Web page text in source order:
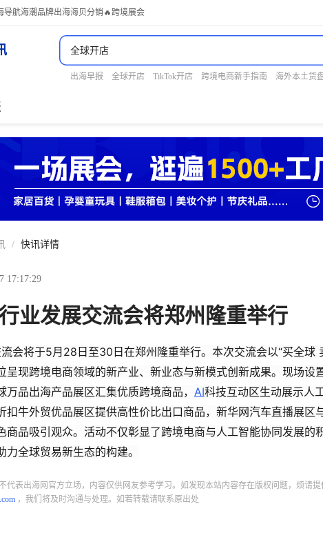
导航海潮品牌出海海贝分销 🔥跨境展会
出海早报 全球开店 TikTok开店 跨境电商新手指南 海外本土货
/ 快讯详情
17:17:29
业发展交流会将郑州隆重举行
会将于5月28日至30日在郑州隆重举行。本次交流会以“买全球
呈现跨境电商领域的新产业、新业态与新模式创新成果。现场设
品出海产品展区汇集优质跨境商品， AI科技互动区生动展示人
扣牛外贸优品展区提供高性价比出口商品，新华网汽车直播展区
商品吸引观众。活动不仅彰显了跨境电商与人工智能协同发展的
全球贸易新生态的构建。
代表出海网官方立场，内容仅供网友参考学习。如发现本站内容存在版权问题，烦请
，我们将及时沟通与处理。如若转载请联系原出处